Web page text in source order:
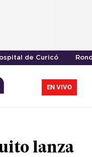
de Curicó
EN VIVO
lanza